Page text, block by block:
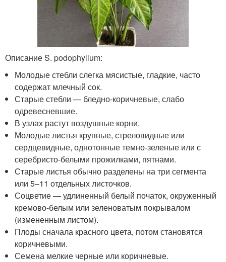
Описание S. podophyllum:
Молодые стебли слегка мясистые, гладкие, часто
содержат млечный сок.
Старые стебли — бледно-коричневые, слабо
одревесневшие.
В узлах растут воздушные корни.
Молодые листья крупные, стреловидные или
сердцевидные, однотонные темно-зеленые или с
серебристо-белыми прожилками, пятнами.
Старые листья обычно разделены на три сегмента
или 5–11 отдельных листочков.
Соцветие — удлиненный белый початок, окруженный
кремово-белым или зеленоватым покрывалом
(измененным листом).
Плоды сначала красного цвета, потом становятся
коричневыми.
Семена мелкие черные или коричневые.